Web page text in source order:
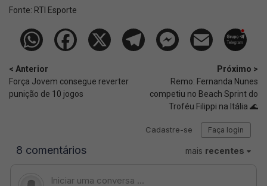
Fonte: RTI Esporte
< Anterior
Força Jovem consegue reverter
punição de 10 jogos
Próximo >
Remo: Fernanda Nunes
competiu no Beach Sprint do
Troféu Filippi na Itália 🌊